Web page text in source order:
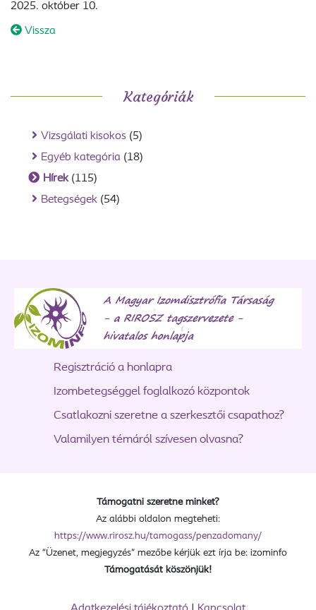
Kategóriák
Vizsgálati kisokos (5)
Egyéb kategória (18)
Hírek(115)
Betegségek (54)
2025. október 10.
Vissza
Regisztráció a honlapra
Izombetegséggel foglalkozó központok
Csatlakozni szeretne a szerkesztői csapathoz?
Valamilyen témáról szívesen olvasna?
Támogatni szeretne minket?
Az alábbi oldalon megteheti:
https://www.rirosz.hu/tamogass/penzadomany/
Az “Üzenet, megjegyzés” mezőbe kérjük ezt írja be: izominfo
Támogatását köszönjük!